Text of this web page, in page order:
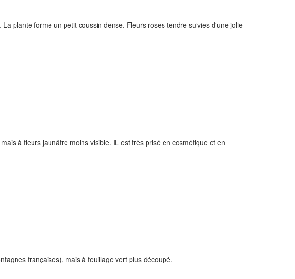
plante forme un petit coussin dense. Fleurs roses tendre suivies d'une jolie
à fleurs jaunâtre moins visible. IL est très prisé en cosmétique et en
françaises), mais à feuillage vert plus découpé.